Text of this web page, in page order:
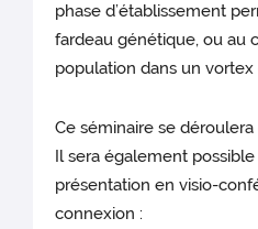
phase d’établissement
fardeau génétique, ou au
population dans un vortex
Ce séminaire se déroulera
Il sera également
présentation en visio-
connexion :